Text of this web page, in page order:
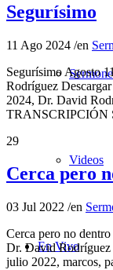
Videos
En Vivo
Segurísimo
11 Ago 2024 /en
Segurísimo Agosto
Rodríguez
2024, Dr. David
TRANSCRIPCIÓN
29
Cerca pero
03 Jul 2022 /en
Cerca pero no
Dr. David Rodríguez
julio 2022, marcos,